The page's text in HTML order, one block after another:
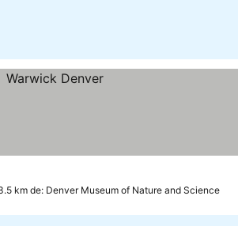
km de: Denver Museum of Nature and Science